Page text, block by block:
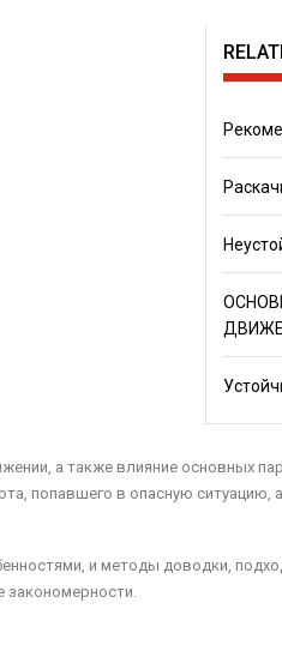
а также влияние основных
попавшего в опасную
и методы доводки,
закономерности.